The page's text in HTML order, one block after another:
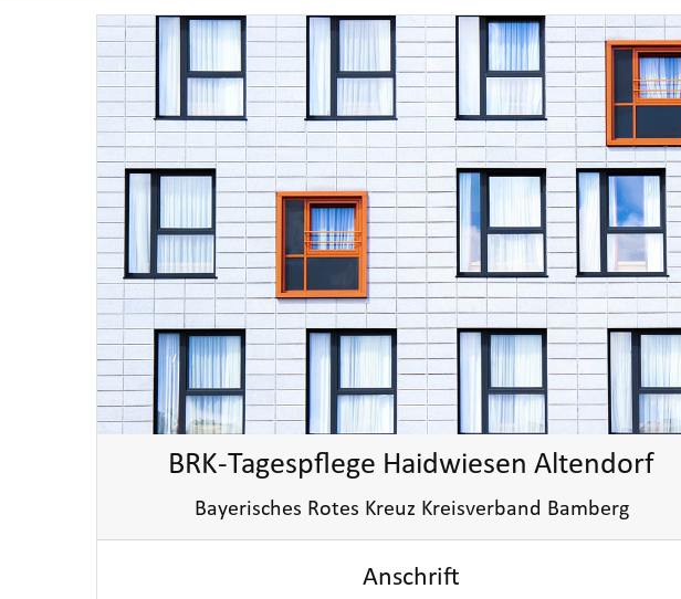
BRK-Tagespflege Haidwiesen Altendorf
Bayerisches Rotes Kreuz Kreisverband Bamberg
Anschrift